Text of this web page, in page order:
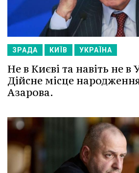
ЗРАДА КИЇВ УКРАЇНА
Не в Києві та навіть не в
Дійсне місце
Азарова.